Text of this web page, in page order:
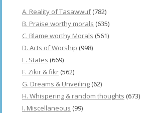
A. Reality of Tasawwuf(782)
B. Praise worthy morals (635)
C. Blame worthy Morals (561)
D. Acts of Worship (998)
E. States (669)
F. Zikir & fikr (562)
G. Dreams & Unveiling (62)
H. Whispering & random thoughts (673)
I. Miscellaneous (99)